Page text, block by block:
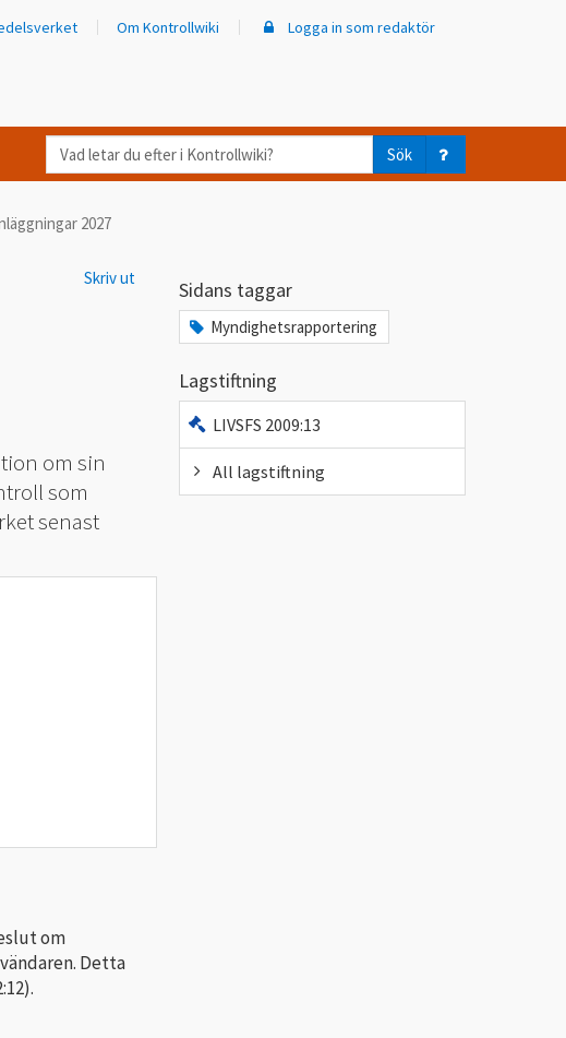
Om Kontrollwiki Logga in som redaktör
Vad
letar
efter
Kontrollwiki?
Sök
2027
Skriv ut
om sin
som
senast
om
Detta
Sidans taggar
Myndighetsrapportering
Lagstiftning
LIVSFS 2009:13
All lagstiftning